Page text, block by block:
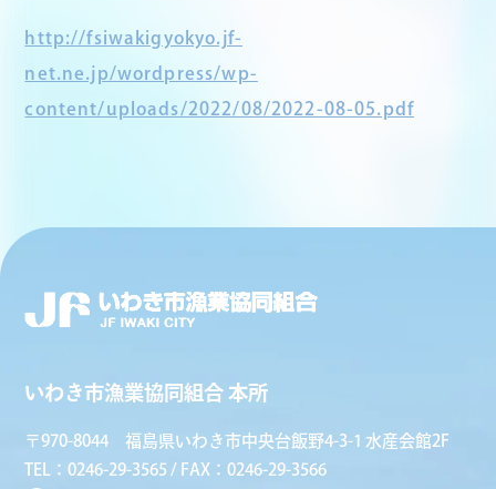
http://fsiwakigyokyo.jf-
net.ne.jp/wordpress/wp-
content/uploads/2022/08/2022-08-05.pdf
いわき市漁業協同組合 本所
〒970-8044 福島県いわき市中央台飯野4-3-1 水産会館2F
TEL：0246-29-3565 / FAX：0246-29-3566